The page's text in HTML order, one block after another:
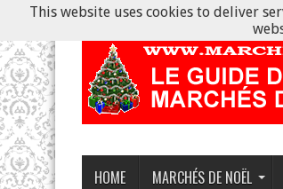
HOME MARCHÉS DE NOËL
This website uses cookies to deliver